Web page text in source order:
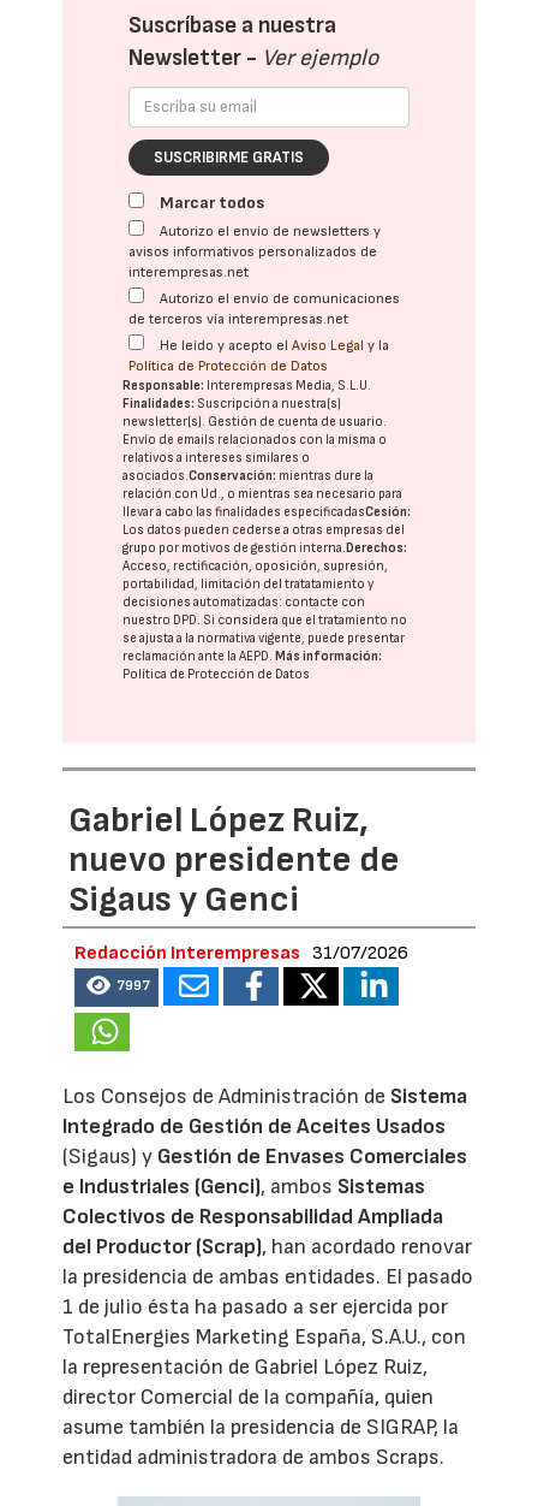
Suscríbase a nuestra
Newsletter - Ver ejemplo
SUSCRIBIRME GRATIS
Marcar todos
Autorizo el envío de newsletters y
avisos informativos personalizados de
interempresas.net
Autorizo el envío de comunicaciones
de terceros vía interempresas.net
He leído y acepto elAviso Legal y la
Política de Protección de Datos
Responsable: Interempresas Media, S.L.U.
Finalidades: Suscripción a nuestra(s)
newsletter(s). Gestión de cuenta de usuario.
Envío de emails relacionados con la misma o
relativos a intereses similares o
asociados.Conservación: mientras dure la
relación con Ud., o mientras sea necesario para
llevar a cabo las finalidades especificadasCesión:
Los datos pueden cederse a otras empresas del
grupo por motivos de gestión interna.Derechos:
Acceso, rectificación, oposición, supresión,
portabilidad, limitación del tratatamiento y
decisiones automatizadas: contacte con
nuestro DPD. Si considera que el tratamiento no
se ajusta a la normativa vigente, puede presentar
reclamación ante laAEPD.Más información:
Política de Protección de Datos
Gabriel López Ruiz,
nuevo presidente de
Sigaus y Genci
Redacción Interempresas 31/07/2026
7997
Los Consejos de Administración de Sistema
Integrado de Gestión de Aceites Usados
(Sigaus) y Gestión de Envases Comerciales
e Industriales (Genci), ambos Sistemas
Colectivos de Responsabilidad Ampliada
del Productor (Scrap), han acordado renovar
la presidencia de ambas entidades. El pasado
1 de julio ésta ha pasado a ser ejercida por
TotalEnergies Marketing España, S.A.U., con
la representación de Gabriel López Ruiz,
director Comercial de la compañía, quien
asume también la presidencia de SIGRAP, la
entidad administradora de ambos Scraps.